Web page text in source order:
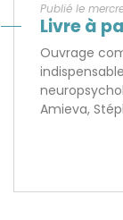
Publié le
Livre à
Ouvrage
Amieva,